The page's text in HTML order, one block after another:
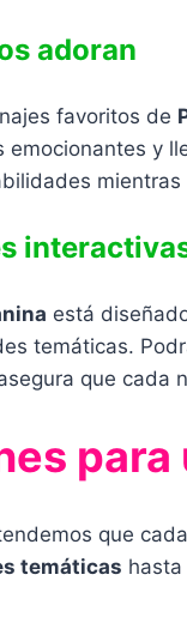
adoran
favoritos de
emocionantes y
está
temáticas.
que cada
que
temáticas hasta